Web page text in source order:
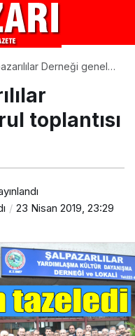
Derneği genel
toplantısı
23 Nisan 2019, 23:29